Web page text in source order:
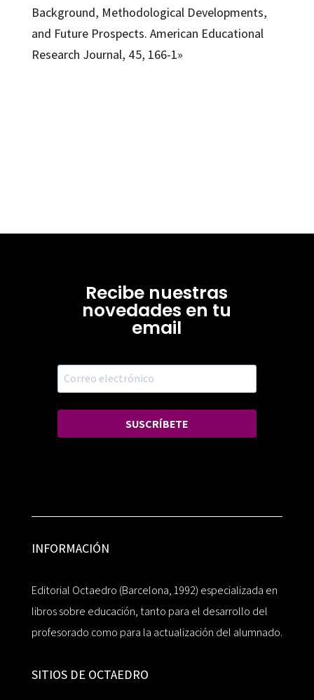
Background, Methodological Developments,
and Future Prospects. American Educational
Research Journal, 45, 166-1»
Recibe nuestras
novedades en tu
email
SUSCRÍBETE
INFORMACIÓN
Editorial Octaedro (Barcelona, 1992) especializada en
libros sobre educación, tanto para el desarrollo del
profesorado como para la actualización del alumnado.
SITIOS DE OCTAEDRO